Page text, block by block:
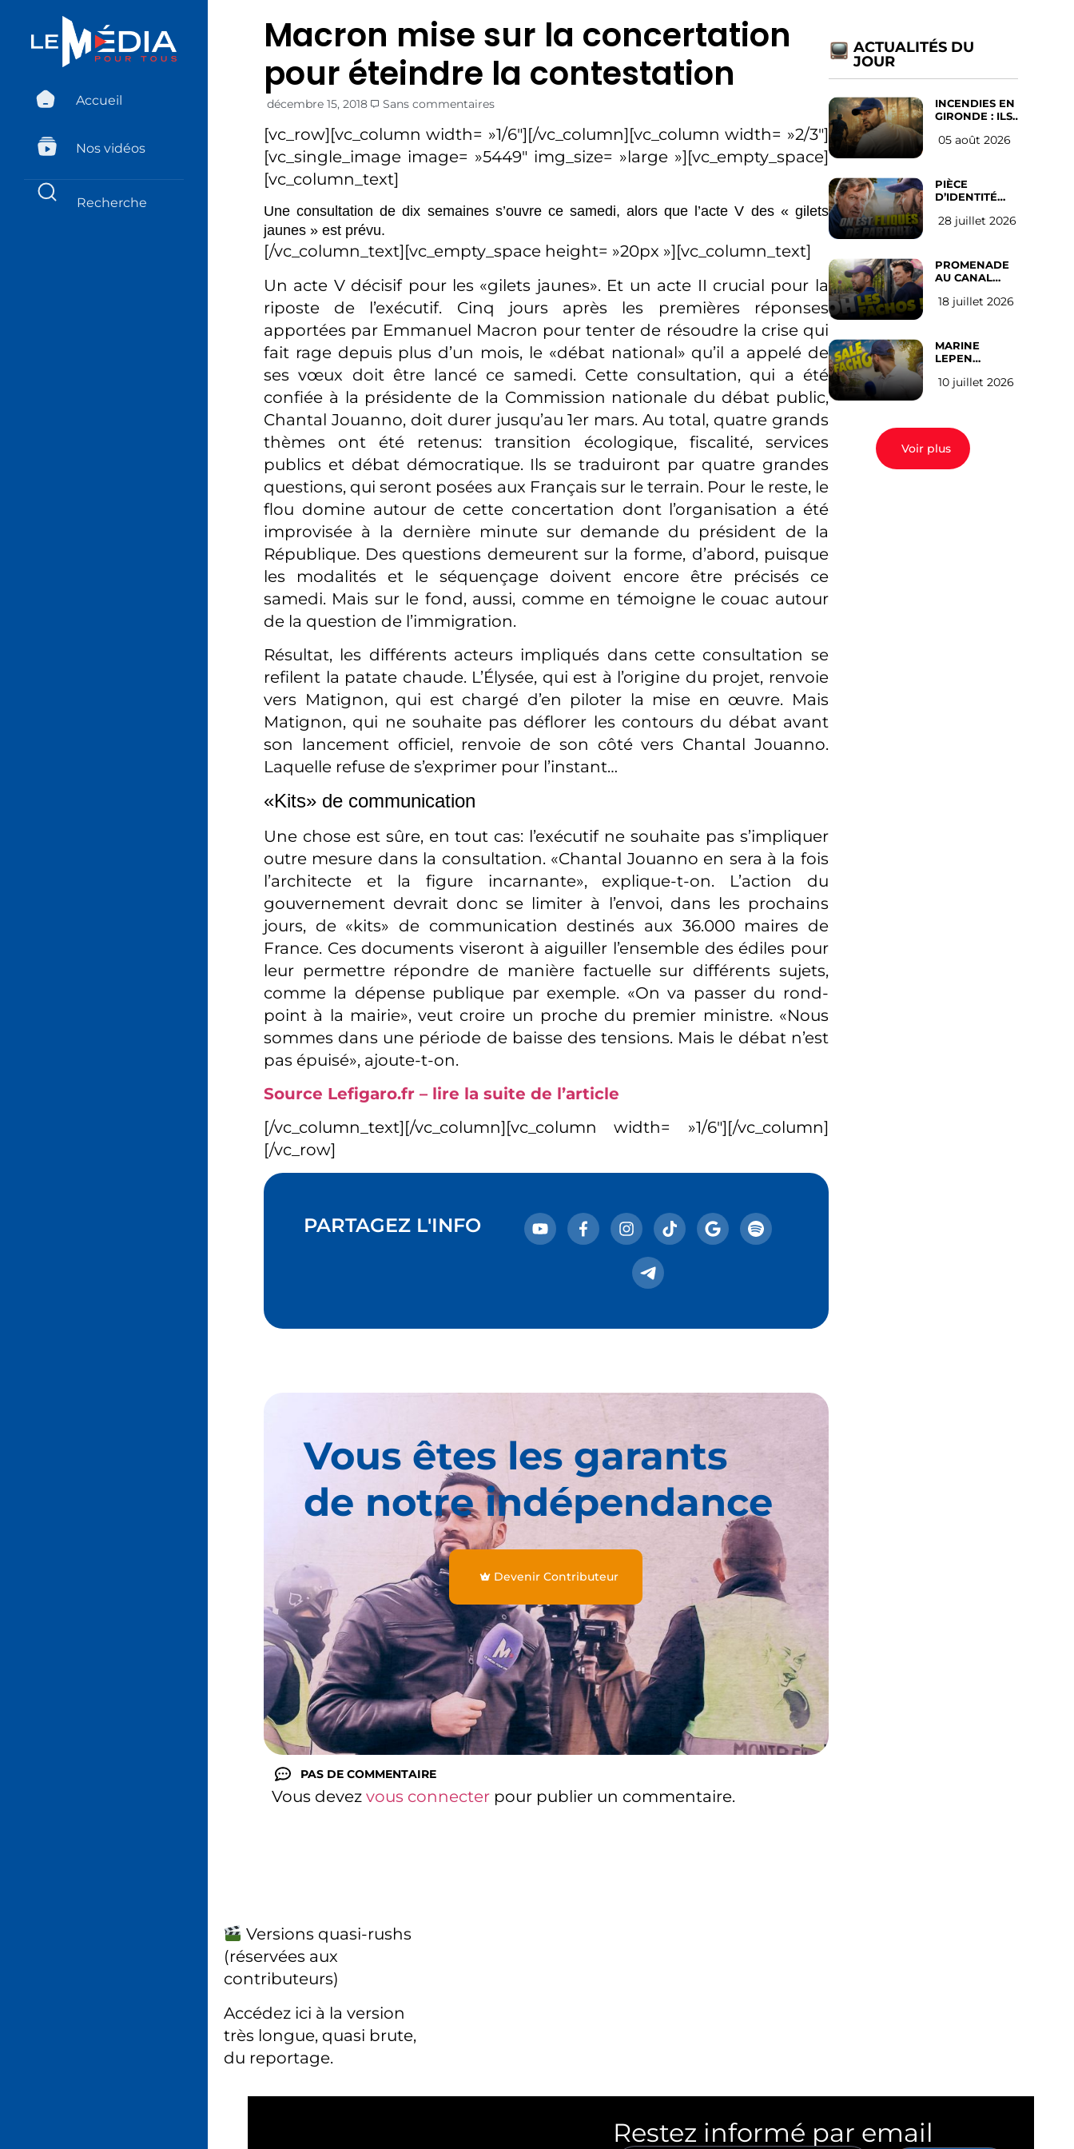
Accueil
Nos vidéos
Macron mise sur la concertation
pour éteindre la contestation
décembre 15, 2018 Sans commentaires
[vc_row][vc_column width= »1/6″][/vc_column][vc_column width= »2/3″]
[vc_single_image image= »5449″ img_size= »large »][vc_empty_space]
[vc_column_text]
Une consultation de dix semaines s’ouvre ce samedi, alors que l’acte V des « gilets
jaunes » est prévu.
[/vc_column_text][vc_empty_space height= »20px »][vc_column_text]
Un acte V décisif pour les «gilets jaunes». Et un acte II crucial pour la
riposte de l’exécutif. Cinq jours après les premières réponses
apportées par Emmanuel Macron pour tenter de résoudre la crise qui
fait rage depuis plus d’un mois, le «débat national» qu’il a appelé de
ses vœux doit être lancé ce samedi. Cette consultation, qui a été
confiée à la présidente de la Commission nationale du débat public,
Chantal Jouanno, doit durer jusqu’au 1er mars. Au total, quatre grands
thèmes ont été retenus: transition écologique, fiscalité, services
publics et débat démocratique. Ils se traduiront par quatre grandes
questions, qui seront posées aux Français sur le terrain. Pour le reste, le
flou domine autour de cette concertation dont l’organisation a été
improvisée à la dernière minute sur demande du président de la
République. Des questions demeurent sur la forme, d’abord, puisque
les modalités et le séquençage doivent encore être précisés ce
samedi. Mais sur le fond, aussi, comme en témoigne le couac autour
de la question de l’immigration.
Résultat, les différents acteurs impliqués dans cette consultation se
refilent la patate chaude. L’Élysée, qui est à l’origine du projet, renvoie
vers Matignon, qui est chargé d’en piloter la mise en œuvre. Mais
Matignon, qui ne souhaite pas déflorer les contours du débat avant
son lancement officiel, renvoie de son côté vers Chantal Jouanno.
Laquelle refuse de s’exprimer pour l’instant…
«Kits» de communication
Une chose est sûre, en tout cas: l’exécutif ne souhaite pas s’impliquer
outre mesure dans la consultation. «Chantal Jouanno en sera à la fois
l’architecte et la figure incarnante», explique-t-on. L’action du
gouvernement devrait donc se limiter à l’envoi, dans les prochains
jours, de «kits» de communication destinés aux 36.000 maires de
France. Ces documents viseront à aiguiller l’ensemble des édiles pour
leur permettre répondre de manière factuelle sur différents sujets,
comme la dépense publique par exemple. «On va passer du rond-
point à la mairie», veut croire un proche du premier ministre. «Nous
sommes dans une période de baisse des tensions. Mais le débat n’est
pas épuisé», ajoute-t-on.
Source Lefigaro.fr – lire la suite de l’article
[/vc_column_text][/vc_column][vc_column width= »1/6″][/vc_column]
[/vc_row]
PARTAGEZ L'INFO
Vous êtes les garants
de notre indépendance
Devenir Contributeur
PAS DE COMMENTAIRE
Vous devez vous connecter pour publier un commentaire.
ACTUALITÉS DU
JOUR
INCENDIES EN
GIRONDE : ILS
D’ABANDONNER
05 août 2026
PIÈCE
D’IDENTITÉ
SUR LES
l’avis des
Français
28 juillet 2026
PROMENADE
AU CANAL
(les gauchistes
18 juillet 2026
MARINE
LEPEN
EN 2027 : l’avis
10 juillet 2026
Voir plus
Versions quasi-rushs
(réservées aux
contributeurs)
Accédez ici à la version
très longue, quasi brute,
du reportage.
Restez informé par email